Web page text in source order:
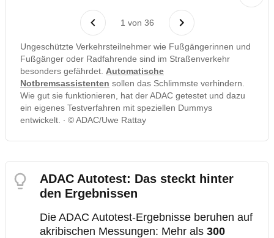
1 von 36
Ungeschützte Verkehrsteilnehmer wie Fußgängerinnen und
Fußgänger oder Radfahrende sind im Straßenverkehr
besonders gefährdet. Automatische
Notbremsassistenten sollen das Schlimmste verhindern.
Wie gut sie funktionieren, hat der ADAC getestet und dazu
ein eigenes Testverfahren mit speziellen Dummys
entwickelt.
© ADAC/Uwe Rattay
ADAC Autotest: Das steckt hinter
den Ergebnissen
Die ADAC Autotest-Ergebnisse beruhen auf
akribischen Messungen: Mehr als 300